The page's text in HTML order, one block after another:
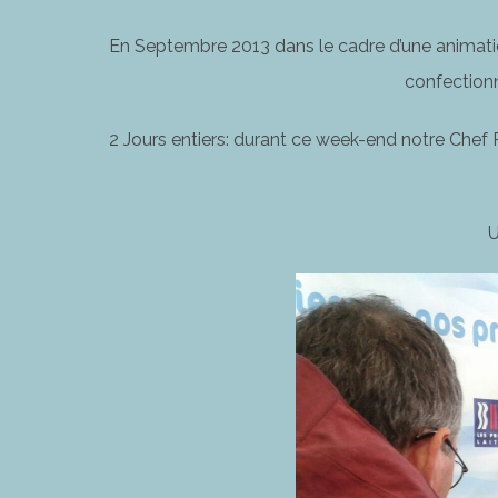
En Septembre 2013 dans le cadre d’une
2 Jours entiers: durant ce week-end notre